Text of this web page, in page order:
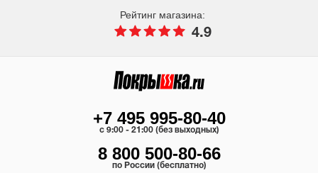
Рейтинг магазина:
4.9
+7 495 995-80-40
c 9:00 - 21:00 (без выходных)
8 800 500-80-66
по России (бесплатно)